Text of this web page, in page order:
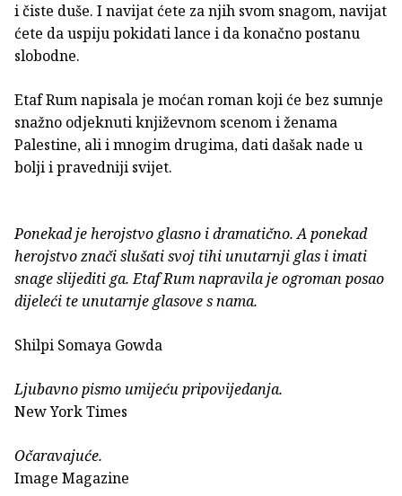
i čiste duše. I navijat ćete za njih svom snagom, navijat
ćete da uspiju pokidati lance i da konačno postanu
slobodne.
Etaf Rum napisala je moćan roman koji će bez sumnje
snažno odjeknuti književnom scenom i ženama
Palestine, ali i mnogim drugima, dati dašak nade u
bolji i pravedniji svijet.
Ponekad je herojstvo glasno i dramatično. A ponekad
herojstvo znači slušati svoj tihi unutarnji glas i imati
snage slijediti ga. Etaf Rum napravila je ogroman posao
dijeleći te unutarnje glasove s nama.
Shilpi Somaya Gowda
Ljubavno pismo umijeću pripovijedanja.
New York Times
Očaravajuće.
Image Magazine